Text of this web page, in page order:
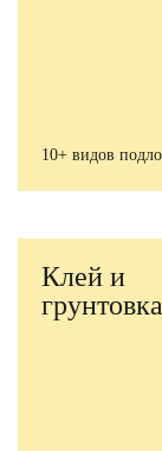
10+ видов
Клей и
грунтовка